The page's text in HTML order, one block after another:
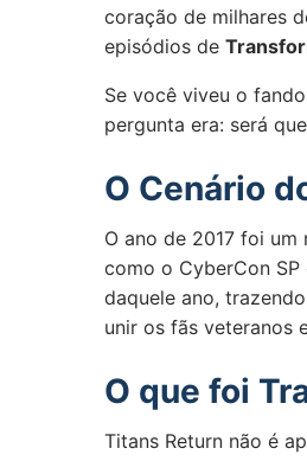
coração de milhares
episódios de
Se você viveu o
pergunta era: será
O Cenário
O ano de 2017 foi
como o CyberCon
daquele ano,
unir os fãs veteranos
O que foi
Titans Return não é